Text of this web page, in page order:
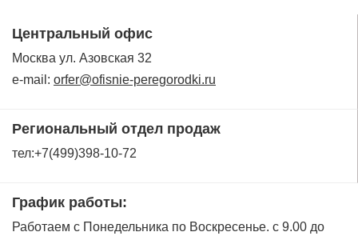
Центральный офис
Москва ул. Азовская 32
e-mail: orfer@ofisnie-peregorodki.ru
Региональный отдел продаж
тел:+7(499)398-10-72
График работы:
Работаем с Понедельника по Воскресенье. с 9.00 до